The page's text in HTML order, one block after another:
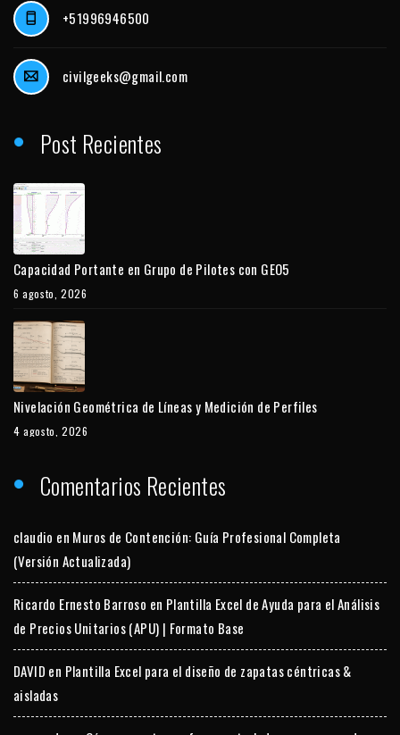
+51996946500
civilgeeks@gmail.com
Post Recientes
Capacidad Portante en Grupo de Pilotes con GEO5
6 agosto, 2026
Nivelación Geométrica de Líneas y Medición de Perfiles
4 agosto, 2026
Comentarios Recientes
claudio en Muros de Contención: Guía Profesional Completa
(Versión Actualizada)
Ricardo Ernesto Barroso en Plantilla Excel de Ayuda para el Análisis
de Precios Unitarios (APU) | Formato Base
DAVID en Plantilla Excel para el diseño de zapatas céntricas &
aisladas